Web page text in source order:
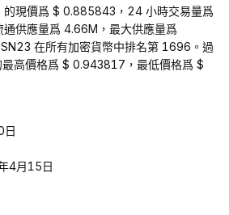
現價爲 $ 0.885843，24 小時交易量爲
供應量爲 4.66M，最大供應量爲
在所有加密貨幣中排名第 1696。過
高價格爲 $ 0.943817，最低價格爲 $
4月15日